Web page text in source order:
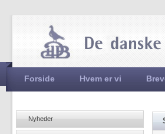
Hovedmenu
Forside Hvem er vi
Nyheder